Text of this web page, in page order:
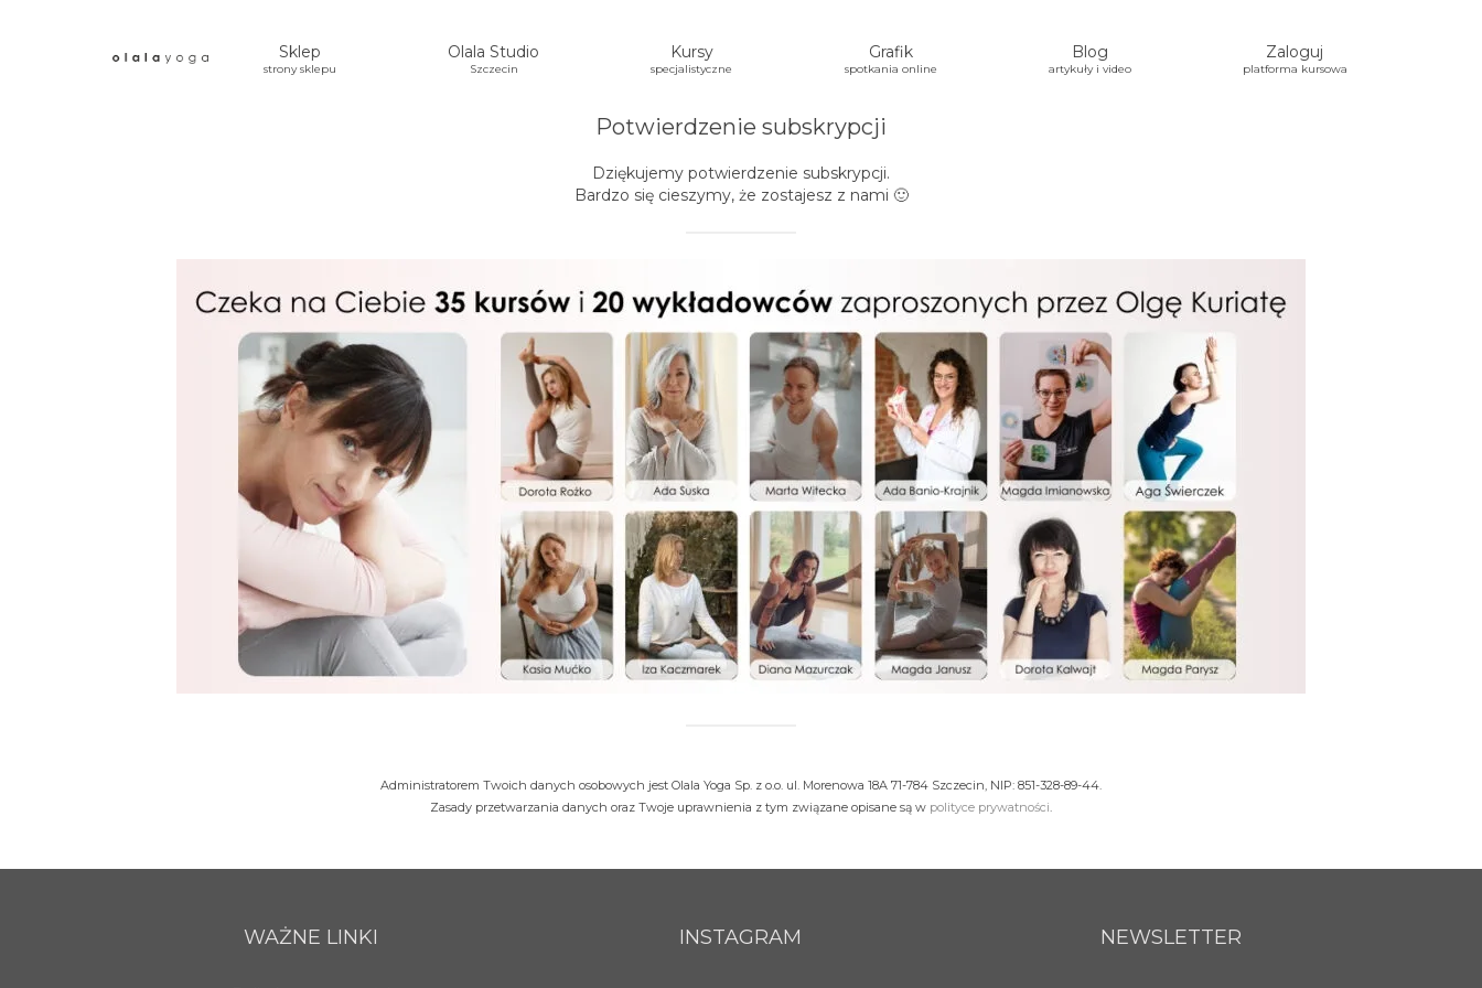
Sklep
strony sklepu
Olala Studio
Szczecin
Kursy
specjalistyczne
Grafik
spotkania online
Blog
artykuły i video
Zaloguj
platforma kursowa
Potwierdzenie subskrypcji
Dziękujemy potwierdzenie subskrypcji.
Bardzo się cieszymy, że zostajesz z nami 🙂
Administratorem Twoich danych osobowych jest Olala Yoga Sp. z o.o. ul. Morenowa 18A 71-784 Szczecin, NIP: 851-328-89-44.
Zasady przetwarzania danych oraz Twoje uprawnienia z tym związane opisane są w polityce prywatności.
WAŻNE LINKI INSTAGRAM NEWSLETTER